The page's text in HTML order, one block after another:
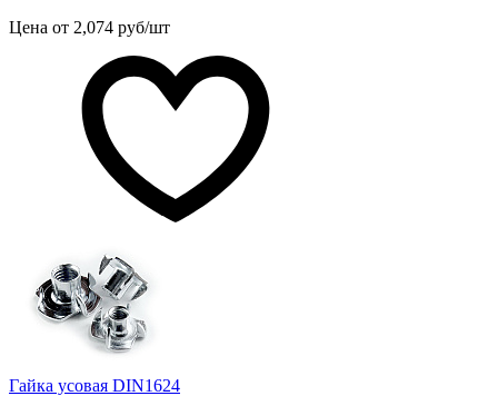
Цена от 2,074 руб/шт
Гайка усовая DIN1624